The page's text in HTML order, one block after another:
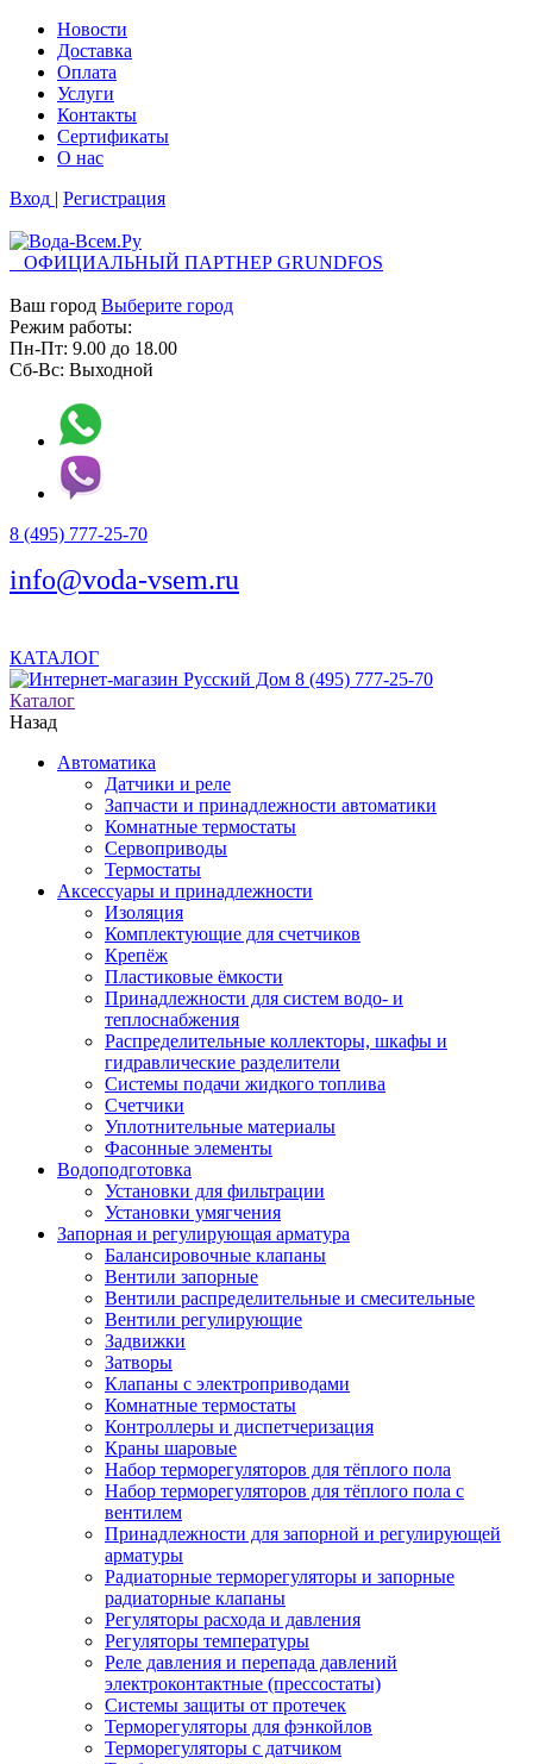
Новости
Доставка
Оплата
Услуги
Контакты
Cертификаты
О нас
Вход | Регистрация
ОФИЦИАЛЬНЫЙ ПАРТНЕР GRUNDFOS
Ваш город Выберите город
Режим работы:
Пн-Пт: 9.00 до 18.00
Сб-Вс: Выходной
8 (495) 777-25-70
info@voda-vsem.ru
КАТАЛОГ
8 (495) 777-25-70
Каталог
Назад
Автоматика
Датчики и реле
Запчасти и принадлежности автоматики
Комнатные термостаты
Сервоприводы
Термостаты
Аксессуары и принадлежности
Изоляция
Комплектующие для счетчиков
Крепёж
Пластиковые ёмкости
Принадлежности для систем водо- и
теплоснабжения
Распределительные коллекторы, шкафы и
гидравлические разделители
Системы подачи жидкого топлива
Счетчики
Уплотнительные материалы
Фасонные элементы
Водоподготовка
Установки для фильтрации
Установки умягчения
Запорная и регулирующая арматура
Балансировочные клапаны
Вентили запорные
Вентили распределительные и смесительные
Вентили регулирующие
Задвижки
Затворы
Клапаны с электроприводами
Комнатные термостаты
Контроллеры и диспетчеризация
Краны шаровые
Набор терморегуляторов для тёплого пола
Набор терморегуляторов для тёплого пола с
вентилем
Принадлежности для запорной и регулирующей
арматуры
Радиаторные терморегуляторы и запорные
радиаторные клапаны
Регуляторы расхода и давления
Регуляторы температуры
Реле давления и перепада давлений
электроконтактные (прессостаты)
Системы защиты от протечек
Терморегуляторы для фэнкойлов
Терморегуляторы с датчиком